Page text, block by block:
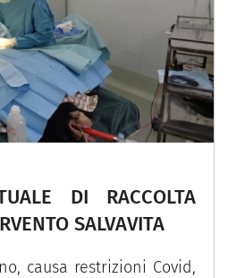
DI RACCOLTA
SALVAVITA
causa restrizioni Covid,